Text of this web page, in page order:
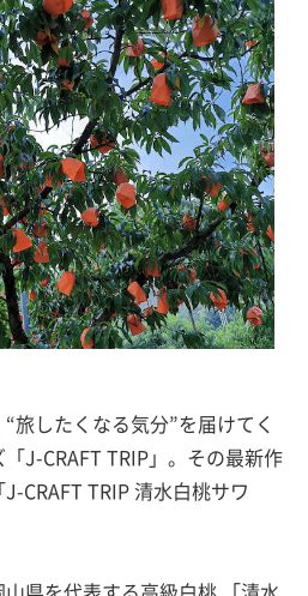
旅したくなる気分”を届けてく
J-CRAFT TRIP」。その最新作
CRAFT TRIP 清水白桃サワ